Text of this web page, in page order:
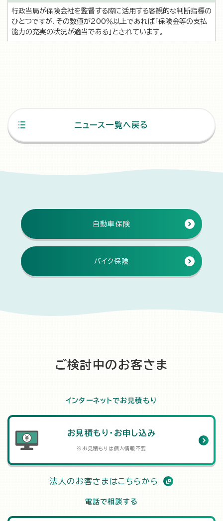
行政当局が保険会社を監督する際に活用する客観的な判断指標の
ひとつですが、その数値が200％以上であれば「保険金等の支払
能力の充実の状況が適当である」とされています。
ニュース一覧へ戻る
自動車保険
バイク保険
ご検討中のお客さま
インターネットでお見積もり
お見積もり・お申し込み
※お見積もりは個人情報不要
法人のお客さまはこちらから
電話で相談する